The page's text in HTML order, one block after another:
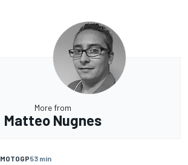
More from
Matteo Nugnes
MOTOGP53 min